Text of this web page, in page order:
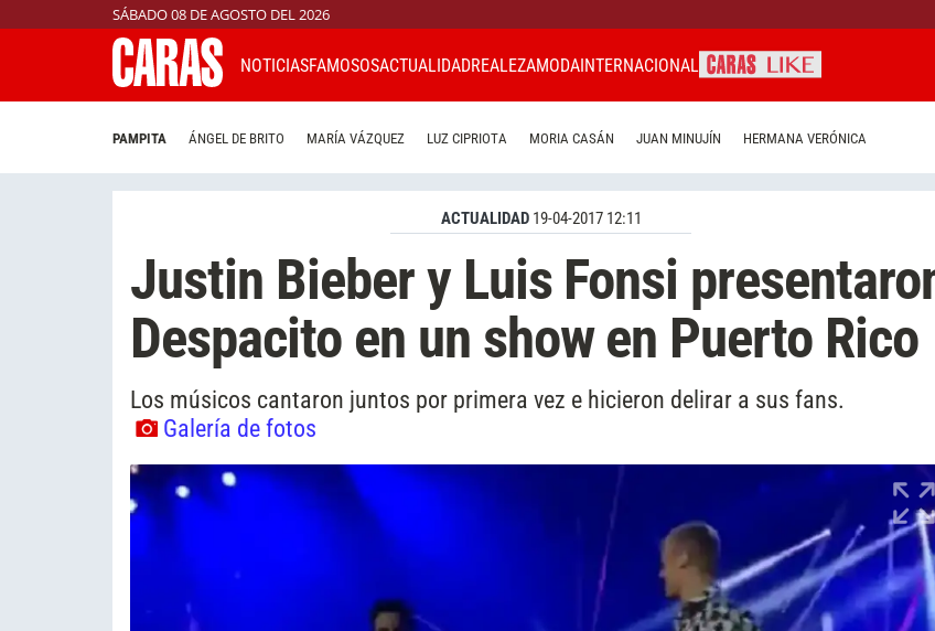
SÁBADO 08 DE AGOSTO DEL 2026
NOTICIASFAMOSOSACTUALIDADREALEZAMODAINTERNACIONAL
PAMPITA ÁNGEL DE BRITO MARÍA VÁZQUEZ LUZ CIPRIOTA MORIA CASÁN JUAN MINUJÍN HERMANA VERÓNICA
ACTUALIDAD 19-04-2017 12:11
Justin Bieber y Luis Fonsi
Despacito en un show en Puerto Rico
Los músicos cantaron juntos por primera vez e hicieron delirar a sus fans.
Galería de fotos